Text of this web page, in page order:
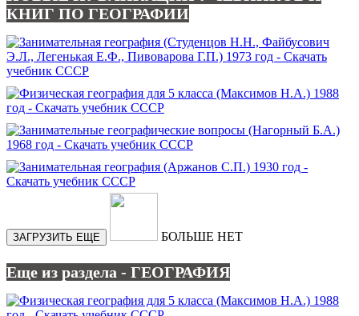
КНИГ ПО ГЕОГРАФИИ
ЗАГРУЗИТЬ ЕЩЕ БОЛЬШЕ НЕТ
Еще из раздела - ГЕОГРАФИЯ